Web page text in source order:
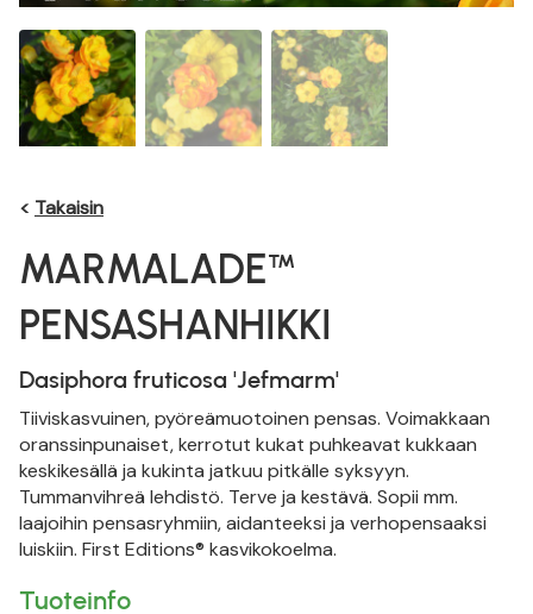
< Takaisin
MARMALADE™
PENSASHANHIKKI
Dasiphora fruticosa 'Jefmarm'
Tiiviskasvuinen, pyöreämuotoinen pensas. Voimakkaan
oranssinpunaiset, kerrotut kukat puhkeavat kukkaan
keskikesällä ja kukinta jatkuu pitkälle syksyyn.
Tummanvihreä lehdistö. Terve ja kestävä. Sopii mm.
laajoihin pensasryhmiin, aidanteeksi ja verhopensaaksi
luiskiin. First Editions® kasvikokoelma.
Tuoteinfo